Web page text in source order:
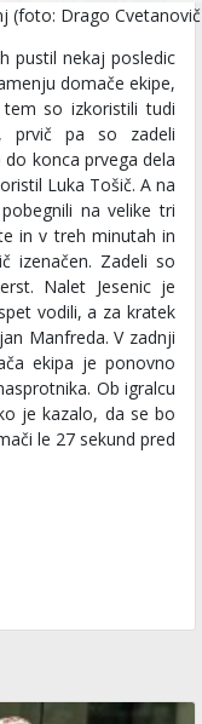
(foto: Drago
pustil nekaj posledic
domače ekipe,
so izkoristili tudi
prvič pa so zadeli
konca prvega dela
Luka Tošič. A na
na velike tri
in v treh minutah in
izenačen. Zadeli so
Nalet Jesenic je
vodili, a za kratek
Manfreda. V zadnji
ekipa je ponovno
Ob igralcu
je kazalo, da se bo
le 27 sekund pred